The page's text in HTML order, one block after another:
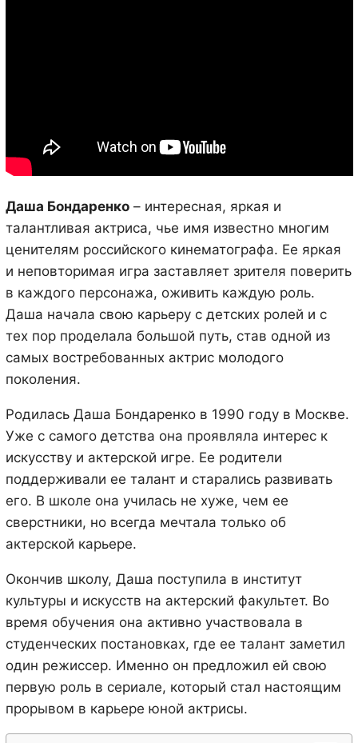
Даша Бондаренко– интересная, яркая и
талантливая актриса, чье имя известно многим
ценителям российского кинематографа. Ее яркая
и неповторимая игра заставляет зрителя поверить
в каждого персонажа, оживить каждую роль.
Даша начала свою карьеру с детских ролей и с
тех пор проделала большой путь, став одной из
самых востребованных актрис молодого
поколения.
Родилась Даша Бондаренко в 1990 году в Москве.
Уже с самого детства она проявляла интерес к
искусству и актерской игре. Ее родители
поддерживали ее талант и старались развивать
его. В школе она училась не хуже, чем ее
сверстники, но всегда мечтала только об
актерской карьере.
Окончив школу, Даша поступила в институт
культуры и искусств на актерский факультет. Во
время обучения она активно участвовала в
студенческих постановках, где ее талант заметил
один режиссер. Именно он предложил ей свою
первую роль в сериале, который стал настоящим
прорывом в карьере юной актрисы.